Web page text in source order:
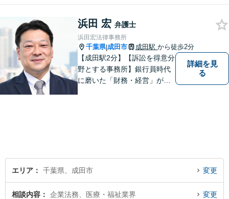
浜田 宏 弁護士
浜田宏法律事務所
千葉県|成田市 成田駅 から徒歩2分
【成田駅2分】【訴訟を得意分
野とする事務所】銀行員時代
に磨いた「財務・経営」が強
人案件にも対応
詳細を見
る
エリア 千葉県、成田市 変更
相談内容 企業法務、医療・福祉業界 変更